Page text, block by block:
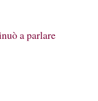
a parlare